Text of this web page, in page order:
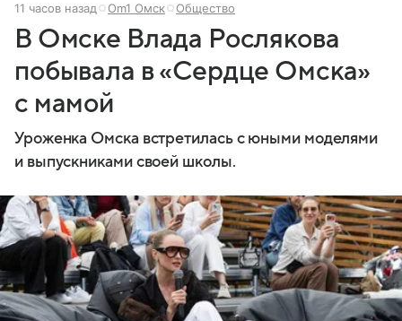
11 часов назад Om1 Омск Общество
В Омске Влада Рослякова
побывала в «Сердце Омска»
с мамой
Уроженка Омска встретилась с юными моделями
и выпускниками своей школы.